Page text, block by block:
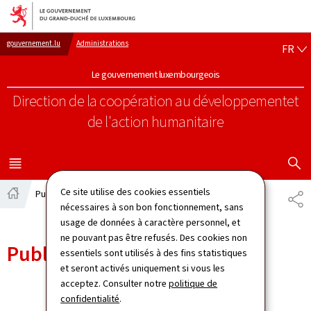
Ce site utilise des cookies essentiels
nécessaires à son bon fonctionnement, sans
usage de données à caractère personnel, et
ne pouvant pas être refusés. Des cookies non
essentiels sont utilisés à des fins statistiques
et seront activés uniquement si vous les
acceptez. Consulter notrepolitique de
confidentialité.
Aller au menu principal
Aller au contenu
gouvernement.lu Administrations
Le gouvernement luxembourgeois
Direction de la coopération au développementet
de l'action humanitaire
FR
MENU
PRINCIPAL
Publications
Publications